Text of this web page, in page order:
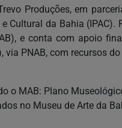
Produções, em
Cultural da Bahia
e conta com apoio
via PNAB, com recursos
o MAB: Plano
no Museu de Arte da